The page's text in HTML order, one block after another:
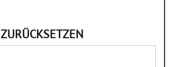
ZURÜCKSETZEN